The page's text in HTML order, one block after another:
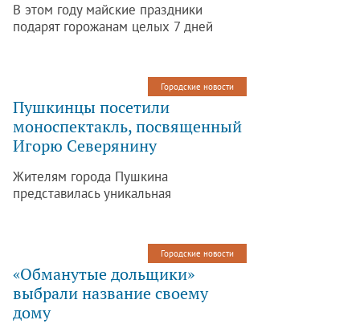
В этом году майские праздники
подарят горожанам целых 7 дней
Городские новости
Пушкинцы посетили
моноспектакль, посвященный
Игорю Северянину
Жителям города Пушкина
представилась уникальная
Городские новости
«Обманутые дольщики»
выбрали название своему
дому